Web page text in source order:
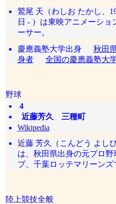
鷲尾 天（わしお たかし、
日 - ）は東映アニメーショ
ーサー。
慶應義塾大学出身 秋田
身者
全国の慶應義塾大
野球
4
近藤芳久 三種町
Wikipedia
近藤 芳久（こんどう よし
は、秋田県出身の元プロ
プ、千葉ロッテマリーンズ
陸上競技全般